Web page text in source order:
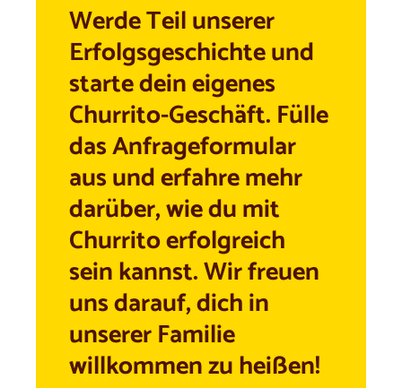
Werde Teil unserer
Erfolgsgeschichte und
starte dein eigenes
Churrito-Geschäft. Fülle
das Anfrageformular
aus und erfahre mehr
darüber, wie du mit
Churrito erfolgreich
sein kannst. Wir freuen
uns darauf, dich in
unserer Familie
willkommen zu heißen!